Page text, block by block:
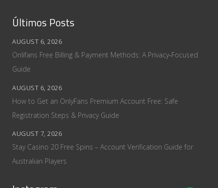
Últimos Posts
AUGUST 6, 2026
Onlifans Free Billing & Payment Methods: A Privacy‑Focused
Guide
AUGUST 6, 2026
How to Get an OnlyFans Premium Account Free: Safe
Registration Steps & Privacy Guide
AUGUST 7, 2026
Stay Casino 20 Free Spins – Account Verification Guide for
Australian Players